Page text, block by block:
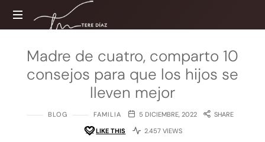
Tere
web
oficial
Madre de cuatro, comparto 10
consejos para que los hijos se
lleven mejor
BLOG FAMILIA 5 DICIEMBRE, 2022
SHARE
LIKE THIS
2.457 VIEWS